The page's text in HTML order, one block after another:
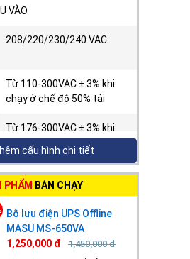
VÀO
208/220/230/240 VAC
Từ 110-300VAC ± 3% khi
chạy ở chế độ 50% tải
Từ 176-300VAC ± 3% khi
chạy ở chế độ 100% tải
46~54 Hz hoặc 56~64 Hz
Dưới 4% tại 100% tải và
cấu hình chi tiết
PHẨM BÁN CHẠY
Bộ lưu điện UPS Offline
MASU MS-650VA
1,250,000 đ
1,450,000 đ